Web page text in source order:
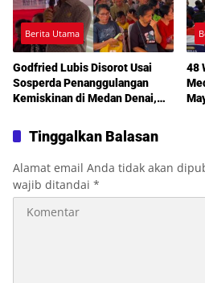
Berita Utama
Godfried Lubis Disorot Usai
Sosperda Penanggulangan
Kemiskinan di Medan Denai,
Jalan Mati hingga Sulit Akses
Bantuan
48
Tinggalkan Balasan
Alamat email Anda tidak akan
wajib ditandai *